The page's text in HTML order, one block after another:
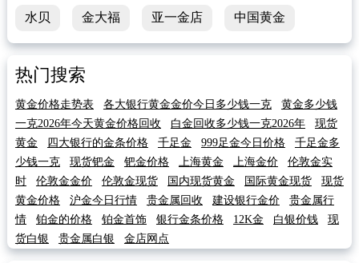
水贝 金大福 亚一金店 中国黄金
热门搜索
黄金价格走势表 各大银行黄金金价今日多少钱一克
黄金多少钱
一克2026年今天黄金价格回收
白金回收多少钱一克2026年
现货
黄金
四大银行的金条价格 千足金 999足金今日价格
千足金多
少钱一克
现货钯金 钯金价格 上海黄金 上海金价
伦敦金实
时
伦敦金金价 伦敦金现货 国内现货黄金 国际黄金现货
现货
黄金价格
沪金今日行情 贵金属回收 建设银行金价
贵金属行
情
铂金的价格 铂金首饰 银行金条价格 12K金 白银价钱
现
货白银
贵金属白银 金店网点